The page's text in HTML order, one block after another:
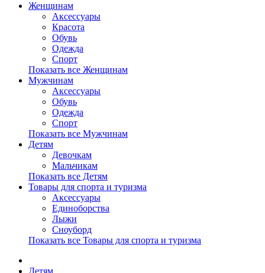
Женщинам
Аксессуары
Красота
Обувь
Одежда
Спорт
Показать все Женщинам
Мужчинам
Аксессуары
Обувь
Одежда
Спорт
Показать все Мужчинам
Детям
Девочкам
Мальчикам
Показать все Детям
Товары для спорта и туризма
Аксессуары
Единоборства
Лыжи
Сноуборд
Показать все Товары для спорта и туризма
Детям